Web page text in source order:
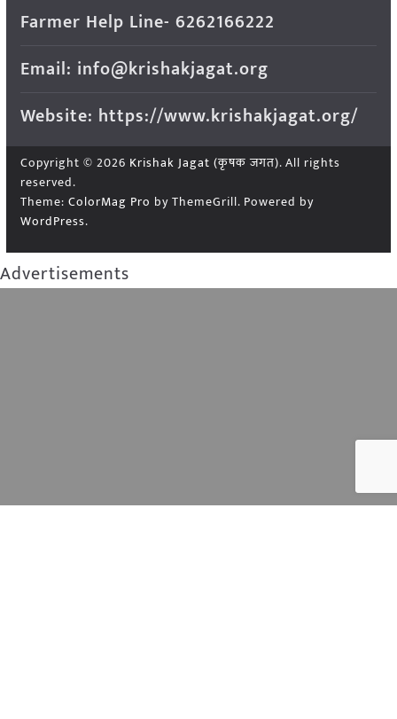
Farmer Help Line- 6262166222
Email: info@krishakjagat.org
Website: https://www.krishakjagat.org/
Copyright © 2026 Krishak Jagat (कृषक जगत). All rights
reserved.
Theme: ColorMag Pro by ThemeGrill. Powered by
WordPress.
Advertisements